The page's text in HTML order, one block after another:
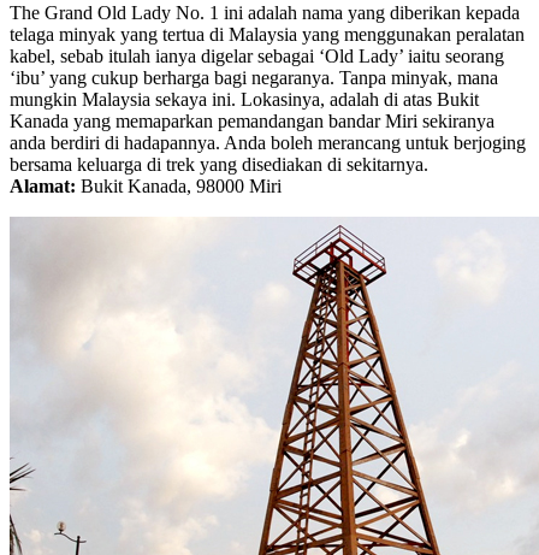
The Grand Old Lady No. 1 ini adalah nama yang diberikan kepada
telaga minyak yang tertua di Malaysia yang menggunakan peralatan
kabel, sebab itulah ianya digelar sebagai ‘Old Lady’ iaitu seorang
‘ibu’ yang cukup berharga bagi negaranya. Tanpa minyak, mana
mungkin Malaysia sekaya ini. Lokasinya, adalah di atas Bukit
Kanada yang memaparkan pemandangan bandar Miri sekiranya
anda berdiri di hadapannya. Anda boleh merancang untuk berjoging
bersama keluarga di trek yang disediakan di sekitarnya.
Alamat: Bukit Kanada, 98000 Miri